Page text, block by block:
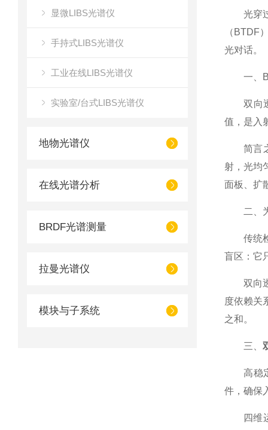
显微LIBS光谱仪
手持式LIBS光谱仪
工业在线LIBS光谱仪
实验室/台式LIBS光谱仪
地物光谱仪
在线光谱分析
BRDF光谱测量
拉曼光谱仪
模块与子系统
光穿过
（BTDF
光对话。
一、
双向透
值，是入
简言之
射，光均
面板、扩
二、为
传统检
盲区：它
双向透
度依赖关
之和。
三、
高稳定
件，确保
四维运